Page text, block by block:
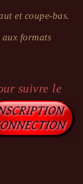
et coupe-bas.
formats
suivre le